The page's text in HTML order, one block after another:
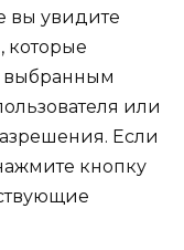
вы увидите
которые
выбранным
или
Если
кнопку